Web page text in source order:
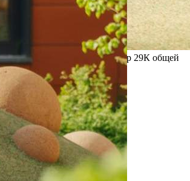
застройщика! Кладовая номер 29К общей
на -1-м этаже в ЖК «1-й